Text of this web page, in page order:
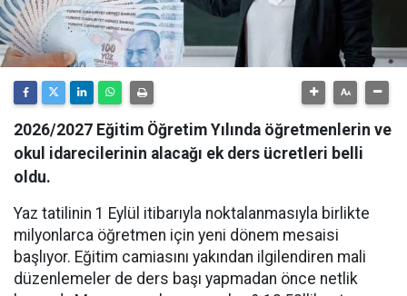
2026/2027 Eğitim Öğretim Yılında öğretmenlerin ve
okul idarecilerinin alacağı ek ders ücretleri belli
oldu.
Yaz tatilinin 1 Eylül itibarıyla noktalanmasıyla birlikte
milyonlarca öğretmen için yeni dönem mesaisi
başlıyor. Eğitim camiasını yakından ilgilendiren mali
düzenlemeler de ders başı yapmadan önce netlik